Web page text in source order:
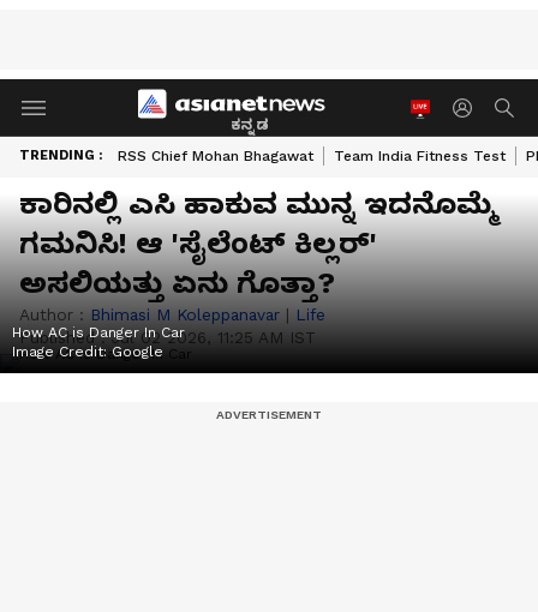
ಕನ್ನಡ
TRENDING : RSS Chief Mohan Bhagawat Team India Fitness Test
ಕಾರಿನಲ್ಲಿ ಎಸಿ ಹಾಕುವ ಮುನ್ನ ಇದನೊಮ್ಮೆ
ಗಮನಿಸಿ! ಆ 'ಸೈಲೆಂಟ್ ಕಿಲ್ಲರ್'
ಅಸಲಿಯತ್ತು ಏನು ಗೊತ್ತಾ?
Author : Bhimasi M Koleppanavar | Life
Published :Jul 02 2026, 11:25 AM IST
How AC is Danger In Car
Image Credit:Google